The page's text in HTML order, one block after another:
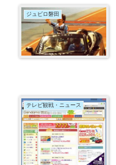
ジュビロ磐田
テレビ観戦・ニュース